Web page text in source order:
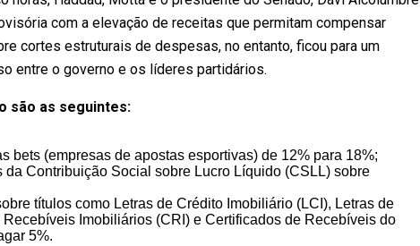
com a elevação de receitas que permitam compensar
cortes estruturais de despesas, no entanto, ficou para um
entre o governo e os líderes partidários.
são as seguintes:
bets (empresas de apostas esportivas) de 12% para 18%;
Contribuição Social sobre Lucro Líquido (CSLL) sobre
títulos como Letras de Crédito Imobiliário (LCI), Letras de
Imobiliários (CRI) e Certificados de Recebíveis do
5%.